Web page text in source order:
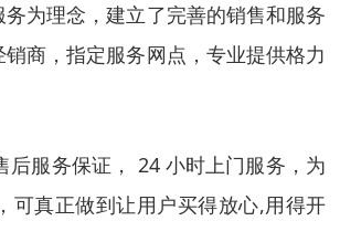
为理念，建立了完善的销售和服务
商，指定服务网点，专业提供格力
服务保证， 24 小时上门服务，为
可真正做到让用户买得放心,用得开